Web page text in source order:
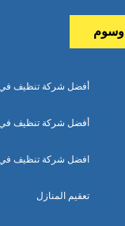
وسوم
أفضل شركة تنظيف في
أفضل شركة تنظيف
افضل شركة تنظيف
تعقيم المنازل